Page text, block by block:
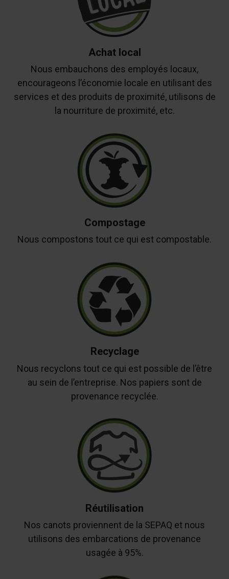
Achat local
Nous embauchons des employés locaux,
encourageons l’économie locale en utilisant des
services et des produits de proximité, utilisons de
la nourriture de proximité, etc.
Compostage
Nous compostons tout ce qui est compostable.
Recyclage
Nous recyclons tout ce qui est possible de l’être
au sein de l’entreprise. Nos papiers sont de
provenance recyclée.
Réutilisation
Nos canots proviennent de la SEPAQ et nous
utilisons des embarcations de provenance
usagée à 95%.